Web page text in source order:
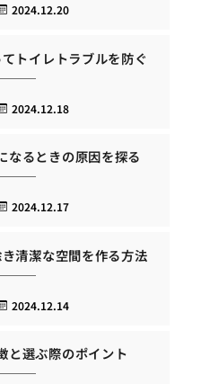
2024.12.20
トイレトラブルを防ぐ
2024.12.18
なるときの原因を探る
2024.12.17
清潔な空間を作る方法
2024.12.14
と選ぶ際のポイント